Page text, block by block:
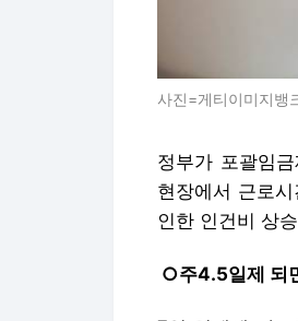
사진=게티이미지뱅
정부가 포괄임
현장에서 근로
인한 인건비 상
○주4.5일제 되